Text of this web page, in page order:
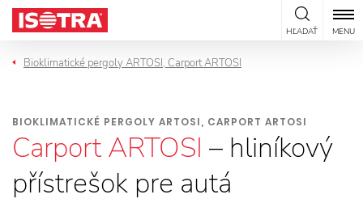
Preskočiť na obsah
HĽADAŤ MENU
Bioklimatické pergoly ARTOSI, Carport ARTOSI
BIOKLIMATICKÉ PERGOLY ARTOSI, CARPORT ARTOSI
Carport ARTOSI – hliníkový
přístrešok pre autá